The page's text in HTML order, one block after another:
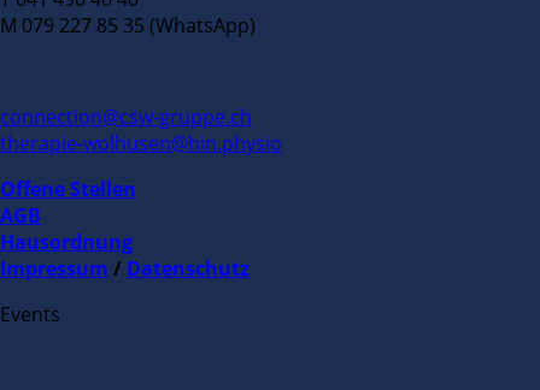
M 079 227 85 35 (WhatsApp)
connection@csw-gruppe.ch
therapie-wolhusen@hin.physio
Offene Stellen
AGB
Hausordnung
Impressum / Datenschutz
Events